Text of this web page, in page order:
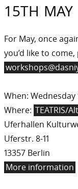
15TH MAY
For May, once
you’d like to
When: Wednesday
Where: TEATRIS/
Uferhallen
Uferstr. 8-11
13357 Berlin
More information